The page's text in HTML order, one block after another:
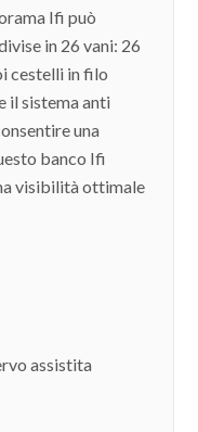
Ifi può
in 26 vani: 26
cestelli in filo
il sistema anti
una
banco Ifi
visibilità ottimale
assistita